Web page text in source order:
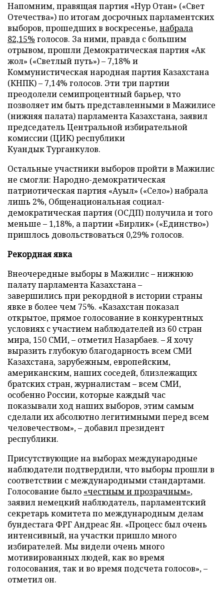
Напомним, правящая партия «Нур Отан» («Свет
Отечества») по итогам досрочных парламентских
выборов, прошедших в воскресенье,набрала
82,15% голосов. За ними, правда с большим
отрывом, прошли Демократическая партия «Ак
жол» («Светлый путь») – 7,18% и
Коммунистическая народная партия Казахстана
(КНПК) – 7,14% голосов. Эти три партии
преодолели семипроцентный барьер, что
позволяет им быть представленными в Мажилисе
(нижняя палата) парламента Казахстана, заявил
председатель Центральной избирательной
комиссии (ЦИК) республики
Куандык Турганкулов.
Остальные участники выборов пройти в Мажилис
не смогли: Народно-демократическая
патриотическая партия «Ауыл» («Село») набрала
лишь 2%, Общенациональная социал-
демократическая партия (ОСДП) получила и того
меньше – 1,18%, а партии «Бирлик» («Единство»)
пришлось довольствоваться 0,29% голосов.
Рекордная явка
Внеочередные выборы в Мажилис – нижнюю
палату парламента Казахстана –
завершились при рекордной в истории страны
явке в более чем 75%. «Казахстан показал
открытое, прямое голосование в конкурентных
условиях с участием наблюдателей из 60 стран
мира, 150 СМИ, – отметил Назарбаев. – Я хочу
выразить глубокую благодарность всем СМИ
Казахстана, зарубежным, европейским,
американским, наших соседей, близлежащих
братских стран, журналистам – всем СМИ,
особенно России, которые каждый час
показывали ход наших выборов, этим самым
сделали их абсолютно легитимными перед всем
человечеством», – добавил президент
республики.
Присутствующие на выборах международные
наблюдатели подтвердили, что выборы прошли в
соответствии с международными стандартами.
Голосование было «честным и прозрачным»,
заявил немецкий наблюдатель, парламентский
секретарь комитета по международным делам
бундестага ФРГ Андреас Ян. «Процесс был очень
интенсивный, на участки пришло много
избирателей. Мы видели очень много
мотивированных людей, как во время
голосования, так и во время подсчета голосов», –
отметил он.